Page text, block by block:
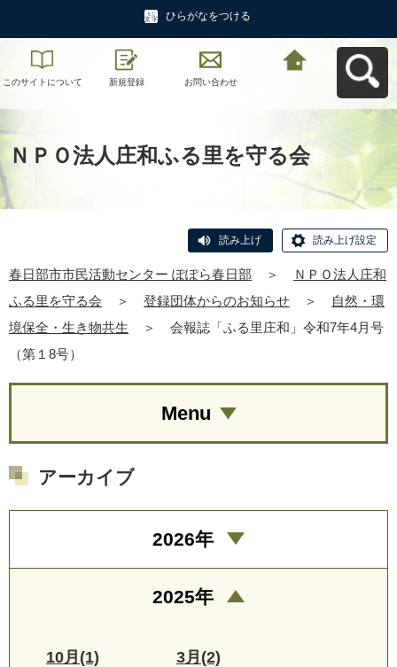
ひらがなをつける
このサイトについて 新規登録 お問い合わせ
ＮＰＯ法人庄和ふる里を守る会
読み上げ 読み上げ設定
春日部市市民活動センター ぽぽら春日部 ＞
ＮＰＯ法人庄和
ふる里を守る会
＞ 登録団体からのお知らせ ＞
自然・環
境保全・生き物共生
＞
会報誌「ふる里庄和」令和7年4月号
（第１8号）
Menu
アーカイブ
2026年
2025年
10月(1) 3月(2)